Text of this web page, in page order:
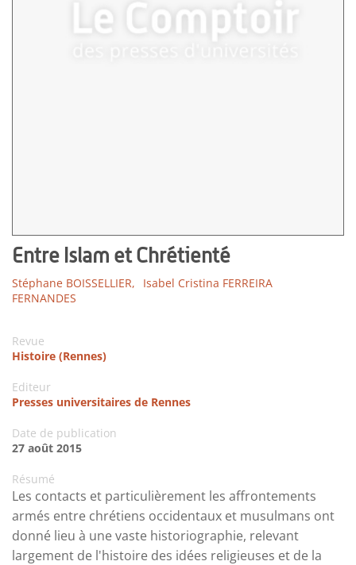
Entre Islam et Chrétienté
Stéphane BOISSELLIER,
Isabel Cristina FERREIRA
FERNANDES
Revue
Histoire (Rennes)
Editeur
Presses universitaires de Rennes
Date de publication
27 août 2015
Résumé
Les contacts et particulièrement les affrontements
armés entre chrétiens occidentaux et musulmans ont
donné lieu à une vaste historiographie, relevant
largement de l'histoire des idées religieuses et de la